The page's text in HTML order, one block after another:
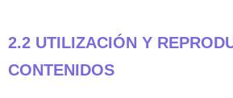
2.2 UTILIZACIÓN Y
CONTENIDOS